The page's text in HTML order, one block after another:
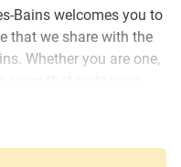
Bains welcomes you to
that we share with the
Whether you are one,
bar and 24 hours snack
free and secure car